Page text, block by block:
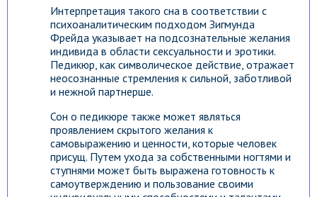
Интерпретация такого сна в соответствии с
психоаналитическим подходом Зигмунда
Фрейда указывает на подсознательные желания
индивида в области сексуальности и эротики.
Педикюр, как символическое действие, отражает
неосознанные стремления к сильной, заботливой
и нежной партнерше.
Сон о педикюре также может являться
проявлением скрытого желания к
самовыражению и ценности, которые человек
присущ. Путем ухода за собственными ногтями и
ступнями может быть выражена готовность к
самоутверждению и пользование своими